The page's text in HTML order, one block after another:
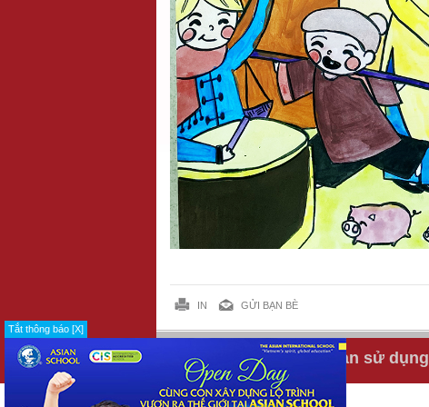
Tắt thông báo [X]
IN GỬI BẠN BÈ
Tuyển dụng Điều khoản sử dụng